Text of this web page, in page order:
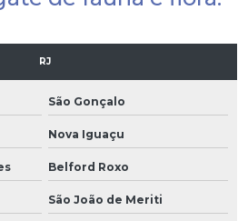
RJ
São Gonçalo
Nova Iguaçu
Belford Roxo
São João de Meriti